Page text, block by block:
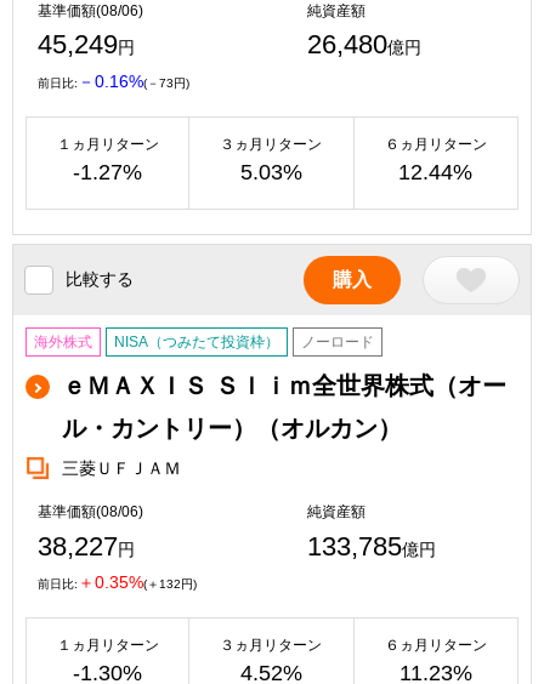
基準価額(08/06)
45,249円
純資産額
26,480億円
前日比: －0.16%(－73円)
１ヵ月リターン
-1.27%
３ヵ月リターン
5.03%
６ヵ月リターン
12.44%
比較する 購入
海外株式 NISA（つみたて投資枠） ノーロード
ｅＭＡＸＩＳ Ｓｌｉｍ全世界株式（オー
ル・カントリー）（オルカン）
三菱ＵＦＪＡＭ
基準価額(08/06)
38,227円
純資産額
133,785億円
前日比: ＋0.35%(＋132円)
１ヵ月リターン
-1.30%
３ヵ月リターン
4.52%
６ヵ月リターン
11.23%